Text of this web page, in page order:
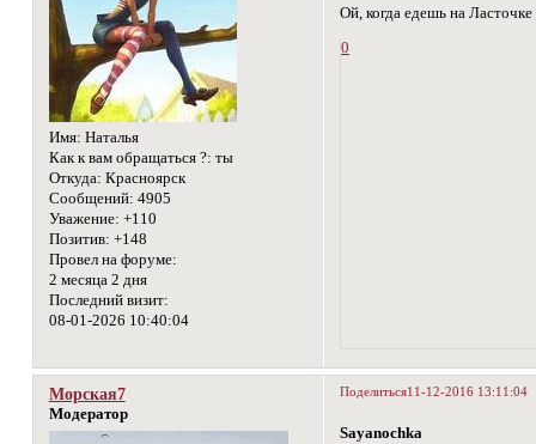
Имя: Наталья
Как к вам обращаться ?: ты
Откуда: Красноярск
Сообщений: 4905
Уважение: +110
Позитив: +148
Провел на форуме:
2 месяца 2 дня
Последний визит:
08-01-2026 10:40:04
Ой, когда едешь на
0
Поделиться11-12-2016 13:11:04
Морская7
Модератор
Sayanochka